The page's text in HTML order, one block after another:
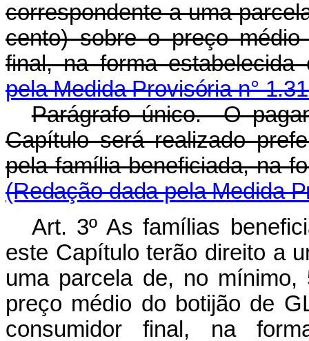
correspondente a uma
cento) sobre o preço
final, na forma
pela Medida Provisória n°
Parágrafo único. O
Capítulo será realizado
pela família beneficiada, na
(Redação dada pela Medida
Art. 3º As famílias
este Capítulo terão direito a
uma parcela de, no
preço médio do botijão de
consumidor final, na